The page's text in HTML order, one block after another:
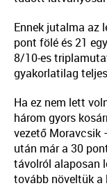
Ennek jutalma az
pont fölé és 21
8/10-es
gyakorlatilag
Ha ez nem lett
három gyors
vezető Moravcsik
után már a 30
távolról alaposan
tovább növeltük a